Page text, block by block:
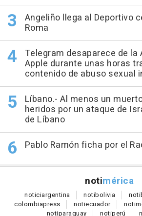
Angeliño llega al Deportivo
Roma
Telegram desaparece de la
Apple durante unas horas
contenido de abuso sexual
Líbano.- Al menos un
heridos por un ataque de
de Líbano
Pablo Ramón ficha por el
notimérica
noticiargentina notibolivia noti
colombiapress notiecuador noti
notiparaguay notiperú